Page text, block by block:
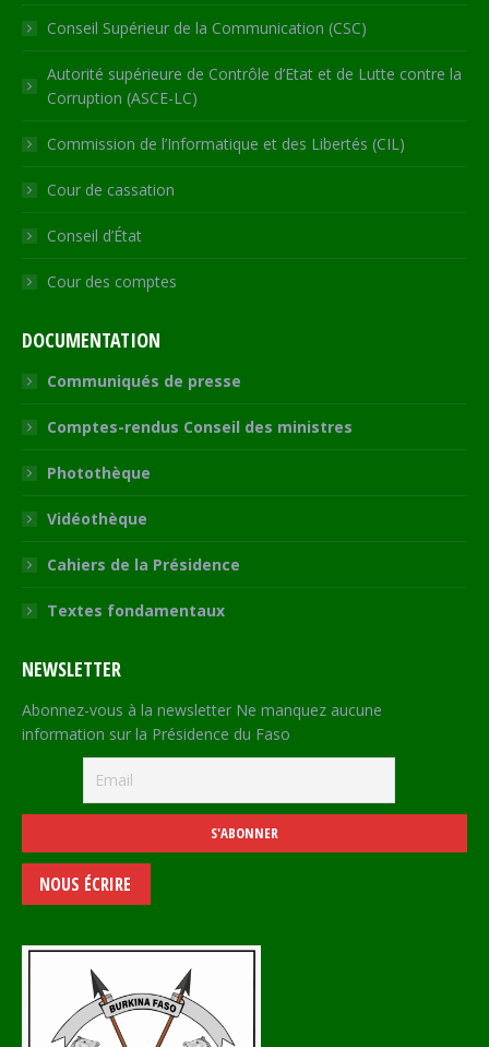
Conseil Supérieur de la Communication (CSC)
Autorité supérieure de Contrôle d’Etat et de Lutte contre la
Corruption (ASCE-LC)
Commission de l’Informatique et des Libertés (CIL)
Cour de cassation
Conseil d’État
Cour des comptes
DOCUMENTATION
Communiqués de presse
Comptes-rendus Conseil des ministres
Photothèque
Vidéothèque
Cahiers de la Présidence
Textes fondamentaux
NEWSLETTER
Abonnez-vous à la newsletter Ne manquez aucune
information sur la Présidence du Faso
NOUS ÉCRIRE